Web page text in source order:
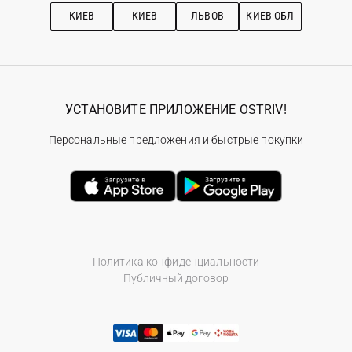
КИЕВ КИЕВ ЛЬВОВ КИЕВ ОБЛ
Политика конфиденциальности
Публичный договор
УСТАНОВИТЕ ПРИЛОЖЕНИЕ OSTRIV!
Персональные предложения и быстрые покупки